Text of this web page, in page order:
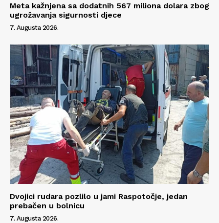
Meta kažnjena sa dodatnih 567 miliona dolara zbog
ugrožavanja sigurnosti djece
7. Augusta 2026.
Dvojici rudara pozlilo u jami Raspotočje, jedan
prebačen u bolnicu
7. Augusta 2026.